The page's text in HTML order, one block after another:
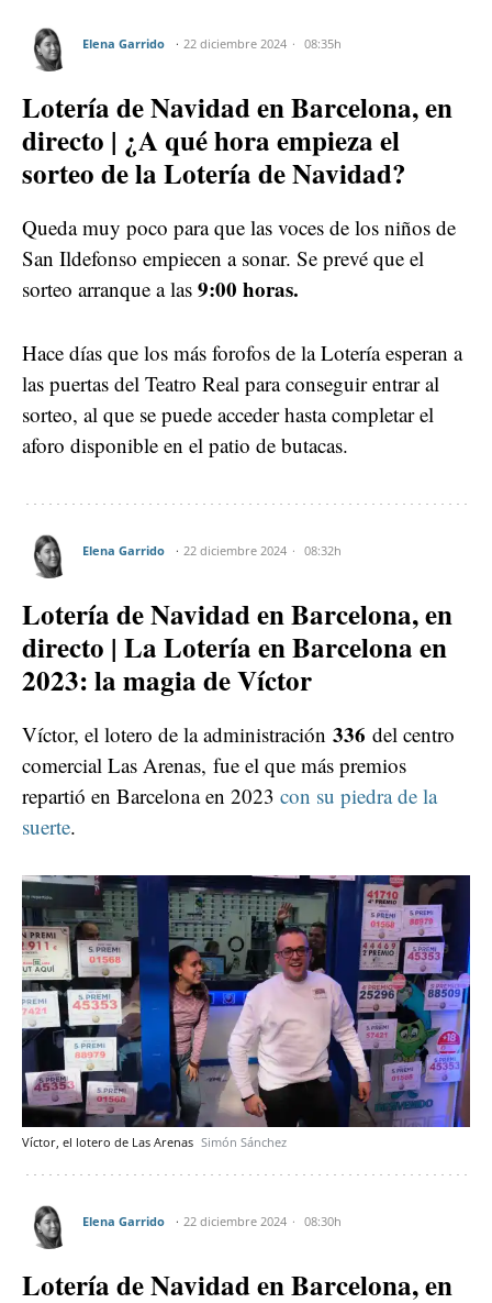
Elena Garrido 22 diciembre 2024 08:35h
Lotería de Navidad en Barcelona, en
directo | ¿A qué hora empieza el
sorteo de la Lotería de Navidad?
Queda muy poco para que las voces de los niños de
San Ildefonso empiecen a sonar. Se prevé que el
sorteo arranque a las 9:00 horas.
Hace días que los más forofos de la Lotería esperan a
las puertas del Teatro Real para conseguir entrar al
sorteo, al que se puede acceder hasta completar el
aforo disponible en el patio de butacas.
Elena Garrido 22 diciembre 2024 08:32h
Lotería de Navidad en Barcelona, en
directo | La Lotería en Barcelona en
2023: la magia de Víctor
Víctor, el lotero de la administración 336 del centro
comercial Las Arenas, fue el que más premios
repartió en Barcelona en 2023 con su piedra de la
suerte.
Víctor, el lotero de Las Arenas Simón Sánchez
Elena Garrido 22 diciembre 2024 08:30h
Lotería de Navidad en Barcelona, en